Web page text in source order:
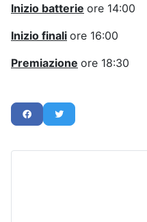
Inizio batterie ore 14:00
Inizio finali ore 16:00
Premiazione ore 18:30